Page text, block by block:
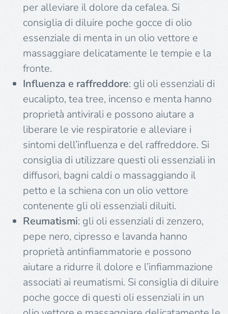
per alleviare il dolore da cefalea. Si
consiglia di diluire poche gocce di olio
essenziale di menta in un olio vettore e
massaggiare delicatamente le tempie e la
fronte.
Influenza e raffreddore: gli oli essenziali di
eucalipto, tea tree, incenso e menta hanno
proprietà antivirali e possono aiutare a
liberare le vie respiratorie e alleviare i
sintomi dell’influenza e del raffreddore. Si
consiglia di utilizzare questi oli essenziali in
diffusori, bagni caldi o massaggiando il
petto e la schiena con un olio vettore
contenente gli oli essenziali diluiti.
Reumatismi: gli oli essenziali di zenzero,
pepe nero, cipresso e lavanda hanno
proprietà antinfiammatorie e possono
aiutare a ridurre il dolore e l’infiammazione
associati ai reumatismi. Si consiglia di diluire
poche gocce di questi oli essenziali in un